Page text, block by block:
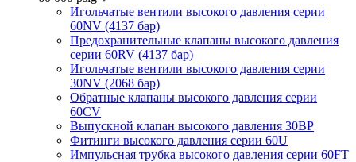
Игольчатые вентили высокого давления серии
60NV (4137 бар)
Предохранительные клапаны высокого давления
серии 60RV (4137 бар)
Игольчатые вентили высокого давления серии
30NV (2068 бар)
Обратные клапаны высокого давления серии
60CV
Выпускной клапан высокого давления 30BP
Фитинги высокого давления серии 60U
Импульсная трубка высокого давления серии 60FT